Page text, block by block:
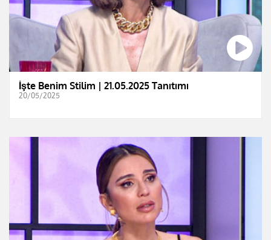
İşte Benim Stilim | 21.05.2025 Tanıtımı
20/05/2025